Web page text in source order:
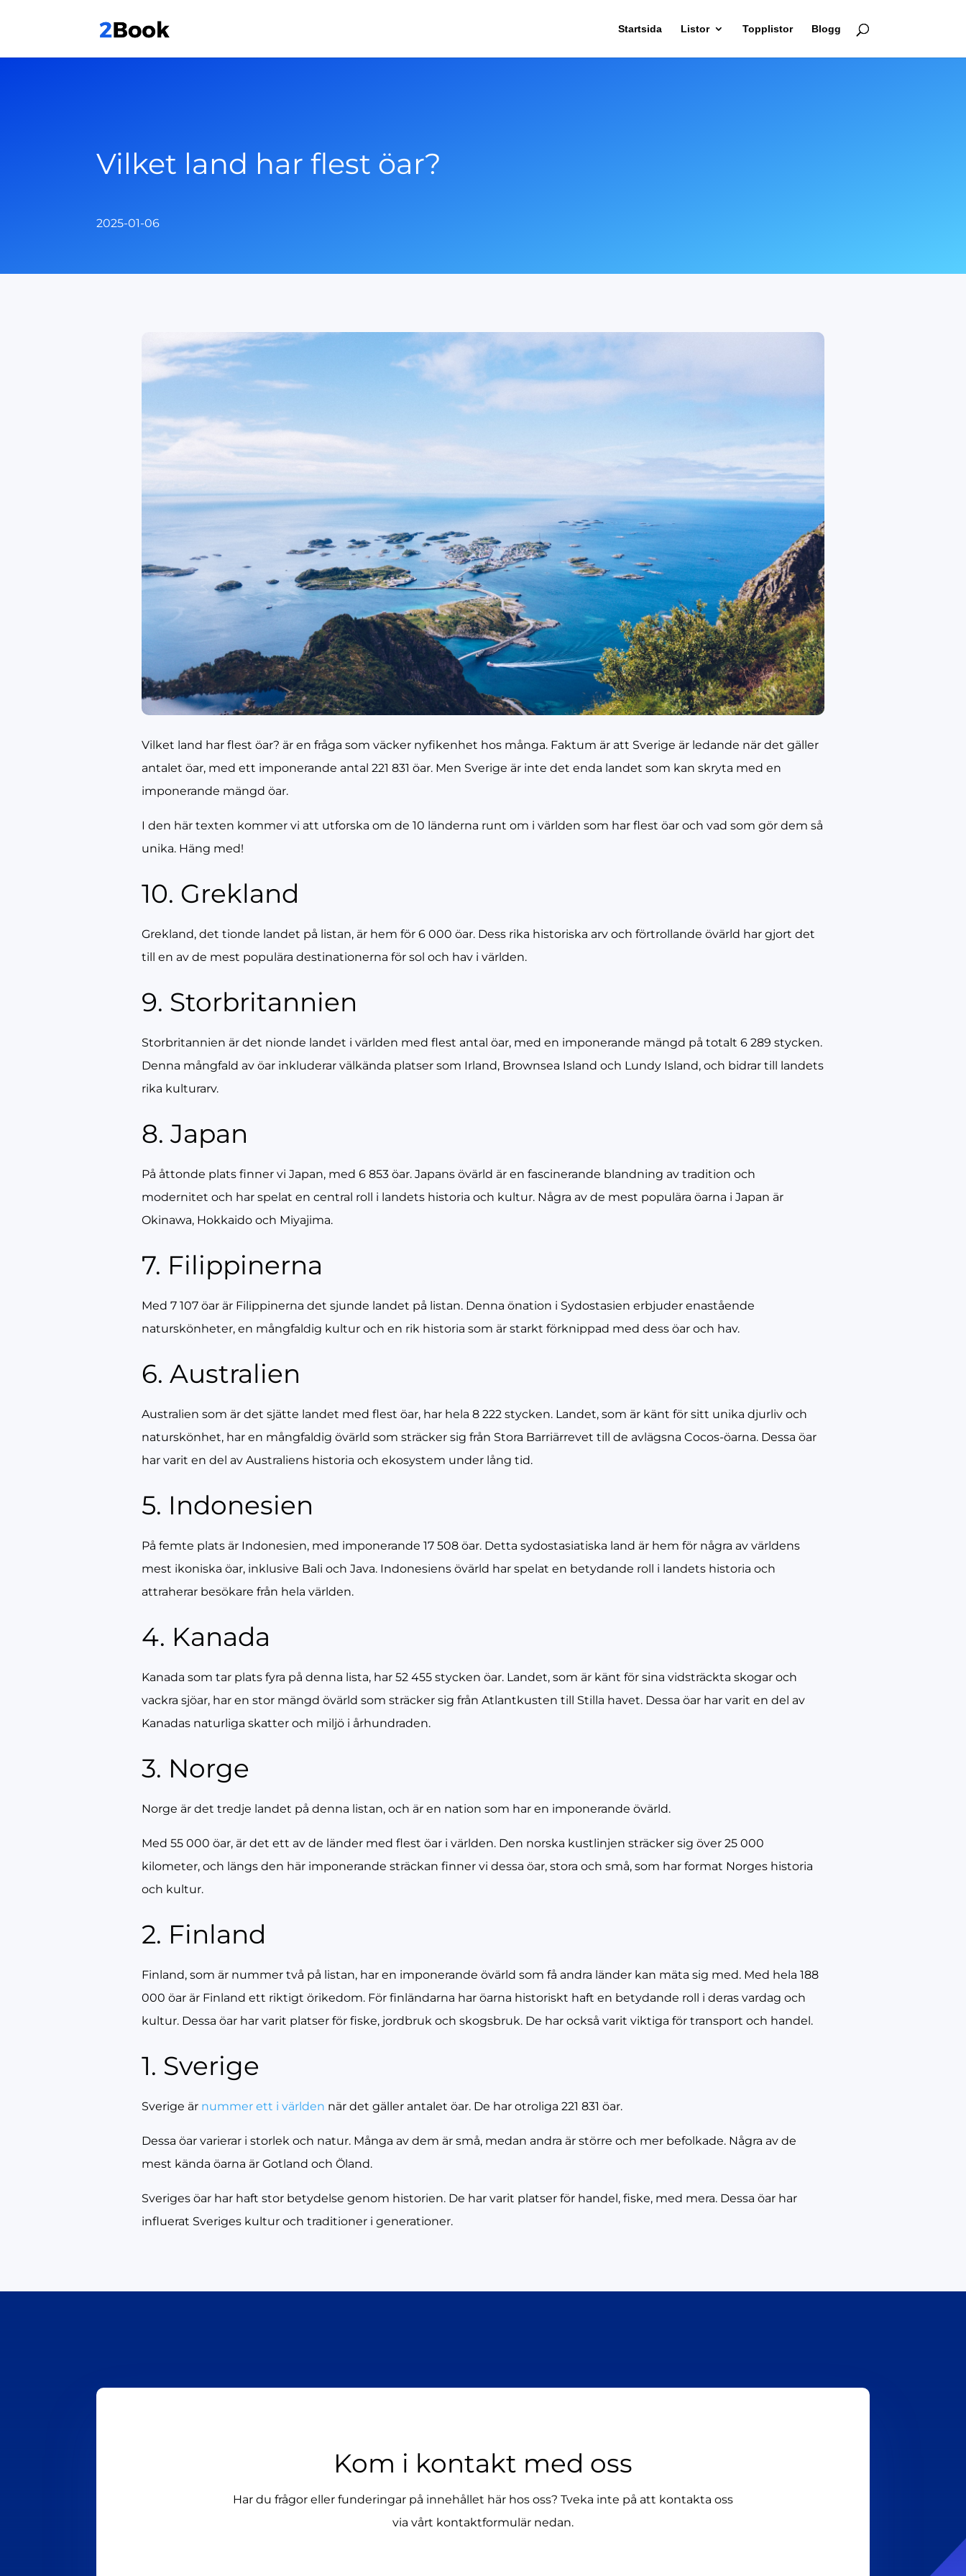
Startsida Listor Topplistor Blogg
Vilket land har flest öar?
2025-01-06
Vilket land har flest öar? är en fråga som väcker nyfikenhet hos många. Faktum är att Sverige är ledande när det gäller
antalet öar, med ett imponerande antal 221 831 öar. Men Sverige är inte det enda landet som kan skryta med en
imponerande mängd öar.
I den här texten kommer vi att utforska om de 10 länderna runt om i världen som har flest öar och vad som gör dem så
unika. Häng med!
10. Grekland
Grekland, det tionde landet på listan, är hem för 6 000 öar. Dess rika historiska arv och förtrollande övärld har gjort det
till en av de mest populära destinationerna för sol och hav i världen.
9. Storbritannien
Storbritannien är det nionde landet i världen med flest antal öar, med en imponerande mängd på totalt 6 289 stycken.
Denna mångfald av öar inkluderar välkända platser som Irland, Brownsea Island och Lundy Island, och bidrar till landets
rika kulturarv.
8. Japan
På åttonde plats finner vi Japan, med 6 853 öar. Japans övärld är en fascinerande blandning av tradition och
modernitet och har spelat en central roll i landets historia och kultur. Några av de mest populära öarna i Japan är
Okinawa, Hokkaido och Miyajima.
7. Filippinerna
Med 7 107 öar är Filippinerna det sjunde landet på listan. Denna önation i Sydostasien erbjuder enastående
naturskönheter, en mångfaldig kultur och en rik historia som är starkt förknippad med dess öar och hav.
6. Australien
Australien som är det sjätte landet med flest öar, har hela 8 222 stycken. Landet, som är känt för sitt unika djurliv och
naturskönhet, har en mångfaldig övärld som sträcker sig från Stora Barriärrevet till de avlägsna Cocos-öarna. Dessa öar
har varit en del av Australiens historia och ekosystem under lång tid.
5. Indonesien
På femte plats är Indonesien, med imponerande 17 508 öar. Detta sydostasiatiska land är hem för några av världens
mest ikoniska öar, inklusive Bali och Java. Indonesiens övärld har spelat en betydande roll i landets historia och
attraherar besökare från hela världen.
4. Kanada
Kanada som tar plats fyra på denna lista, har 52 455 stycken öar. Landet, som är känt för sina vidsträckta skogar och
vackra sjöar, har en stor mängd övärld som sträcker sig från Atlantkusten till Stilla havet. Dessa öar har varit en del av
Kanadas naturliga skatter och miljö i århundraden.
3. Norge
Norge är det tredje landet på denna listan, och är en nation som har en imponerande övärld.
Med 55 000 öar, är det ett av de länder med flest öar i världen. Den norska kustlinjen sträcker sig över 25 000
kilometer, och längs den här imponerande sträckan finner vi dessa öar, stora och små, som har format Norges historia
och kultur.
2. Finland
Finland, som är nummer två på listan, har en imponerande övärld som få andra länder kan mäta sig med. Med hela 188
000 öar är Finland ett riktigt örikedom. För finländarna har öarna historiskt haft en betydande roll i deras vardag och
kultur. Dessa öar har varit platser för fiske, jordbruk och skogsbruk. De har också varit viktiga för transport och handel.
1. Sverige
Sverige är nummer ett i världen när det gäller antalet öar. De har otroliga 221 831 öar.
Dessa öar varierar i storlek och natur. Många av dem är små, medan andra är större och mer befolkade. Några av de
mest kända öarna är Gotland och Öland.
Sveriges öar har haft stor betydelse genom historien. De har varit platser för handel, fiske, med mera. Dessa öar har
influerat Sveriges kultur och traditioner i generationer.
Kom i kontakt med oss
Har du frågor eller funderingar på innehållet här hos oss? Tveka inte på att kontakta oss
via vårt kontaktformulär nedan.